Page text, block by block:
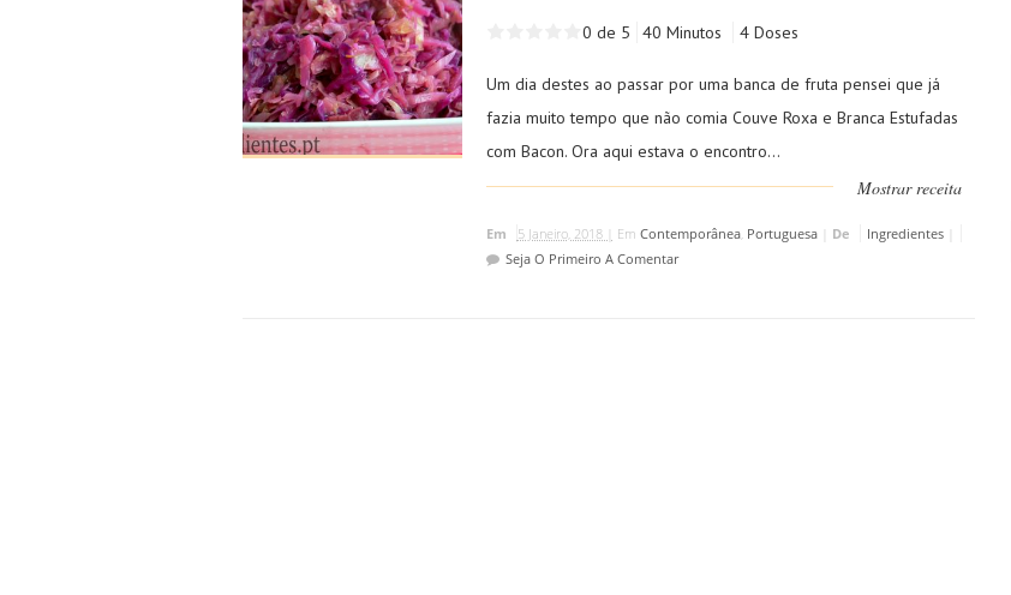
0 de 5 40 Minutos 4 Doses
Um dia destes ao passar por uma banca de fruta pensei que já
fazia muito tempo que não comia Couve Roxa e Branca Estufadas
com Bacon. Ora aqui estava o encontro...
Mostrar receita
Em 5 Janeiro, 2018 | Em Contemporânea, Portuguesa| De Ingredientes|
Seja O Primeiro A Comentar